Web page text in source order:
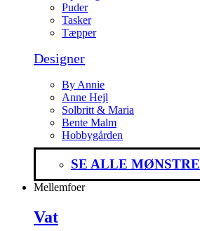
Puder
Tasker
Tæpper
Designer
By Annie
Anne Hejl
Solbritt & Maria
Bente Malm
Hobbygården
SE ALLE MØNSTRE
Mellemfoer
Vat